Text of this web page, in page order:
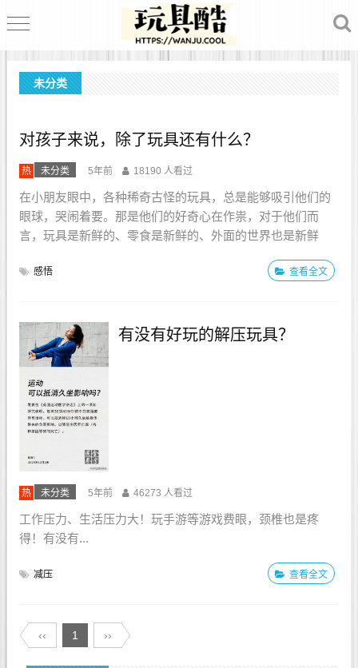
未分类
对孩子来说，除了玩具还有什么？
热 未分类 5年前 18190 人看过
在小朋友眼中，各种稀奇古怪的玩具，总是能够吸引他们的
眼球，哭闹着要。那是他们的好奇心在作祟，对于他们而
言，玩具是新鲜的、零食是新鲜的、外面的世界也是新鲜
母的陪伴。为了生计，为了子女们有更好的生活条件，有更
感悟 查看全文
有没有好玩的解压玩具？
热 未分类 5年前 46273 人看过
工作压力、生活压力大！玩手游等游戏费眼，颈椎也是疼
得！有没有...
减压 查看全文
‹‹ 1 ››